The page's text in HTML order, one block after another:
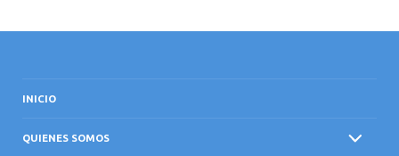
INICIO
QUIENES SOMOS